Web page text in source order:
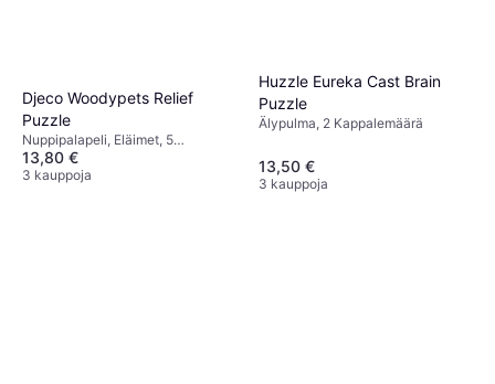
Djeco Woodypets Relief
Puzzle
Nuppipalapeli, Eläimet, 5
Kappalemäärä
13,80 €
3 kauppoja
Huzzle Eureka Cast Brain
Puzzle
Älypulma, 2 Kappalemäärä
13,50 €
3 kauppoja